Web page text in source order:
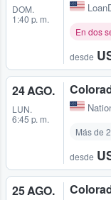
DOM.
1:40 p. m.
En dos
desde
24 AGO.
LUN.
6:45 p. m.
Más de
desde
25 AGO.